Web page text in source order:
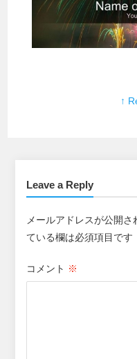
↑
Leave a Reply
メールアドレスが公開さ
ている欄は必須項目です
コメント ※